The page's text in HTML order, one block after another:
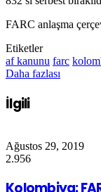
FARC anlaşma
Etiketler
af kanunu farc
Daha fazlası
İlgili
Ağustos 29, 2019
2.956